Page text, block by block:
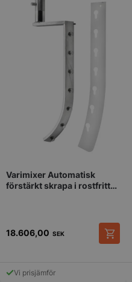
Varimixer Automatisk
förstärkt skrapa i rostfritt
18.606,00 SEK
Vi prisjämför